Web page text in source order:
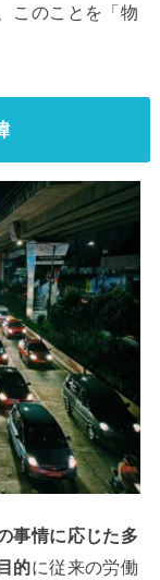
このことを「物
事情に応じた多
的に従来の労働